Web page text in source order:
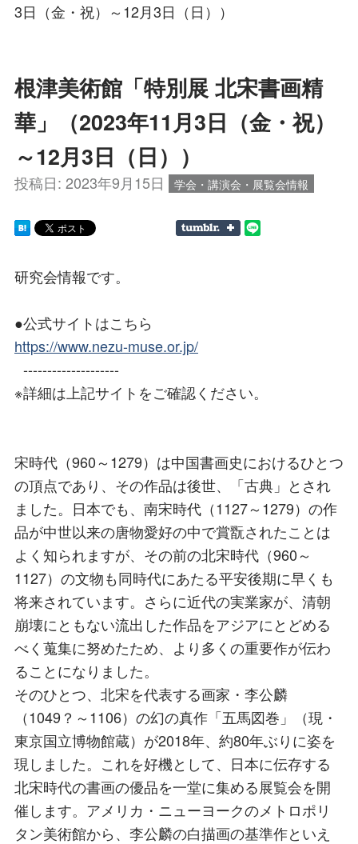
3日（金・祝）～12月3日（日））
根津美術館「特別展 北宋書画精
華」（2023年11月3日（金・祝）
～12月3日（日））
投稿日: 2023年9月15日 学会・講演会・展覧会情報
研究会情報です。
●公式サイトはこちら
https://www.nezu-muse.or.jp/
--------------------
※詳細は上記サイトをご確認ください。
宋時代（960～1279）は中国書画史におけるひとつ
の頂点であり、その作品は後世、「古典」とされ
ました。日本でも、南宋時代（1127～1279）の作
品が中世以来の唐物愛好の中で賞翫されたことは
よく知られますが、その前の北宋時代（960～
1127）の文物も同時代にあたる平安後期に早くも
将来されています。さらに近代の実業家が、清朝
崩壊にともない流出した作品をアジアにとどめる
べく蒐集に努めたため、より多くの重要作が伝わ
ることになりました。
そのひとつ、北宋を代表する画家・李公麟
（1049？～1106）の幻の真作「五馬図巻」（現・
東京国立博物館蔵）が2018年、約80年ぶりに姿を
現しました。これを好機として、日本に伝存する
北宋時代の書画の優品を一堂に集める展覧会を開
催します。アメリカ・ニューヨークのメトロポリ
タン美術館から、李公麟の白描画の基準作といえ